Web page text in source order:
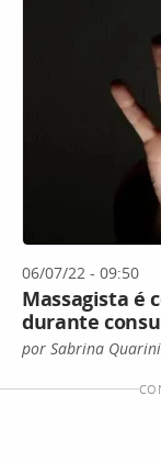
06/07/22 - 09:50
Massagista é
durante
por Sabrina